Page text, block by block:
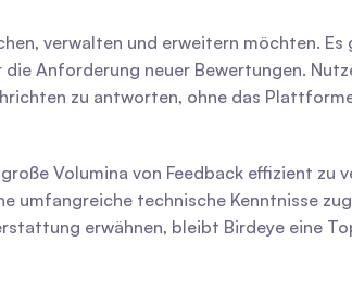
verwalten und erweitern möchten.
Anforderung neuer Bewertungen.
zu antworten, ohne das
Volumina von Feedback effizient zu
technische Kenntnisse
erwähnen, bleibt Birdeye eine